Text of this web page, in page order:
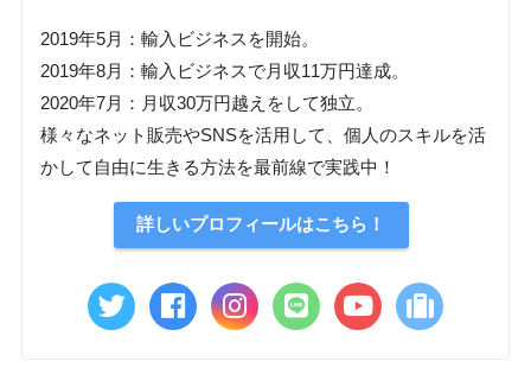
2019年5月：輸入ビジネスを開始。
2019年8月：輸入ビジネスで月収11万円達成。
2020年7月：月収30万円越えをして独立。
様々なネット販売やSNSを活用して、個人のスキルを活
かして自由に生きる方法を最前線で実践中！
詳しいプロフィールはこちら！